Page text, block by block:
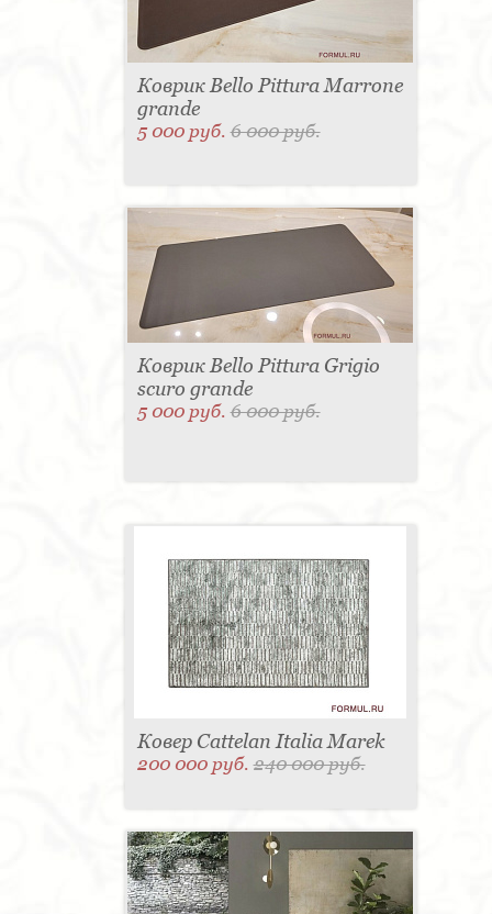
Коврик Bello Pittura Marrone
grande
5 000 руб.6 000 руб.
Коврик Bello Pittura Grigio
scuro grande
5 000 руб.6 000 руб.
Ковер Cattelan Italia Marek
200 000 руб.240 000 руб.